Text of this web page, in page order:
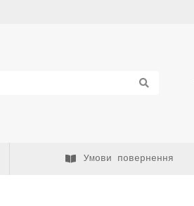
Умови повернення